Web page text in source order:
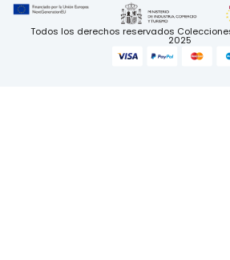
Todos los derechos reservados
2025